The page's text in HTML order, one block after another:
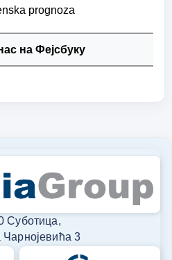
на Фејсбуку
Суботица,
Чарнојевића 3